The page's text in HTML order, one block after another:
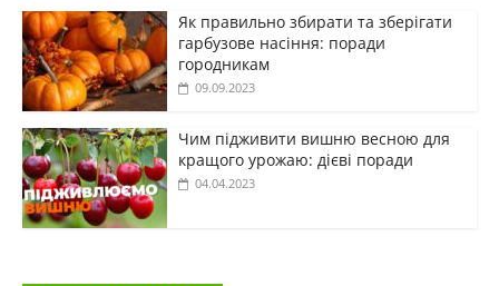
Як правильно збирати та зберігати
гарбузове насіння: поради
городникам
09.09.2023
Чим підживити вишню весною для
кращого урожаю: дієві поради
04.04.2023